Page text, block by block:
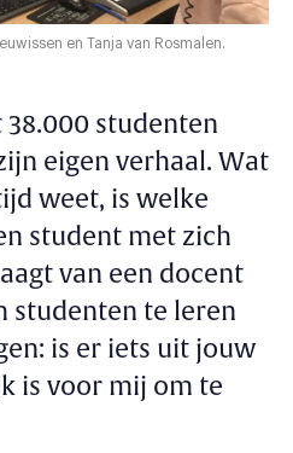
en Tanja van Rosmalen.
studenten
eigen verhaal. Wat
weet, is welke
student met zich
van een docent
studenten te leren
is er iets uit jouw
is voor mij om te